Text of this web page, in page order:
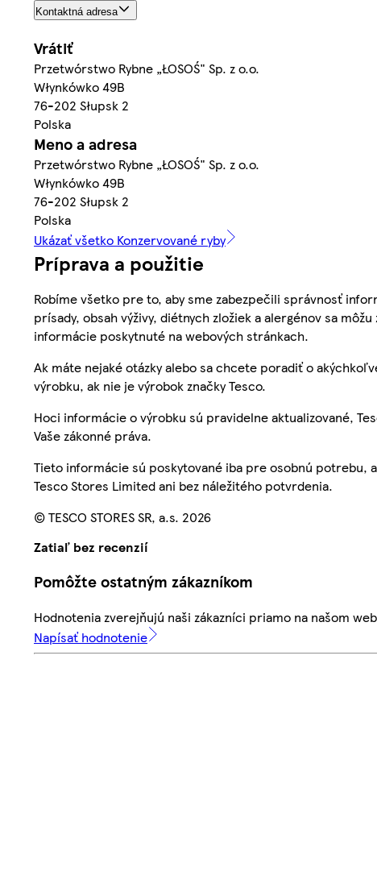
Kontaktná adresa
Vrátiť
Przetwórstwo Rybne „ŁOSOŚ" Sp. z o.o.
Włynkówko 49B
76-202 Słupsk 2
Polska
Meno a adresa
Przetwórstwo Rybne „ŁOSOŚ" Sp. z o.o.
Włynkówko 49B
76-202 Słupsk 2
Polska
Ukázať všetko Konzervované ryby
Príprava a použitie
Robíme všetko pre to, aby sme zabezpečili správnosť
prísady, obsah výživy, diétnych zložiek a alergénov sa
informácie poskytnuté na webových stránkach.
Ak máte nejaké otázky alebo sa chcete poradiť o
výrobku, ak nie je výrobok značky Tesco.
Hoci informácie o výrobku sú pravidelne aktualizované,
Vaše zákonné práva.
Tieto informácie sú poskytované iba pre osobnú potrebu,
Tesco Stores Limited ani bez náležitého potvrdenia.
© TESCO STORES SR, a.s. 2026
Zatiaľ bez recenzií
Pomôžte ostatným zákazníkom
Hodnotenia zverejňujú naši zákazníci priamo na našom
Napísať hodnotenie